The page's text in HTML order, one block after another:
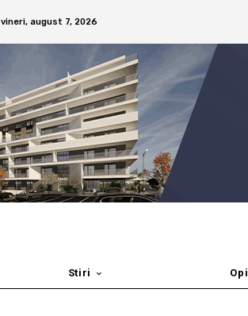
vineri, august 7, 2026
Stiri